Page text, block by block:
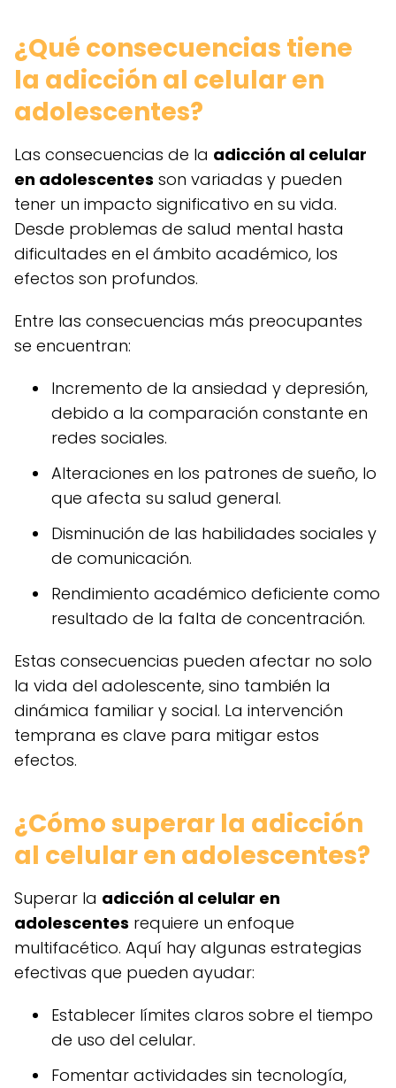
¿Qué consecuencias tiene
la adicción al celular en
adolescentes?
Las consecuencias de la adicción al celular
en adolescentes son variadas y pueden
tener un impacto significativo en su vida.
Desde problemas de salud mental hasta
dificultades en el ámbito académico, los
efectos son profundos.
Entre las consecuencias más preocupantes
se encuentran:
Incremento de la ansiedad y depresión,
debido a la comparación constante en
redes sociales.
Alteraciones en los patrones de sueño, lo
que afecta su salud general.
Disminución de las habilidades sociales y
de comunicación.
Rendimiento académico deficiente como
resultado de la falta de concentración.
Estas consecuencias pueden afectar no solo
la vida del adolescente, sino también la
dinámica familiar y social. La intervención
temprana es clave para mitigar estos
efectos.
¿Cómo superar la adicción
al celular en adolescentes?
Superar la adicción al celular en
adolescentes requiere un enfoque
multifacético. Aquí hay algunas estrategias
efectivas que pueden ayudar:
Establecer límites claros sobre el tiempo
de uso del celular.
Fomentar actividades sin tecnología,